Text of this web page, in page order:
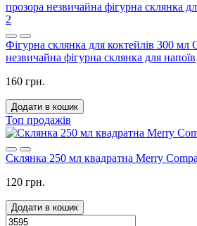
2
Фігурна склянка для коктейлів 300 мл
незвичайна фігурна склянка для напоїв
160 грн.
Додати в кошик
Топ продажів
Склянка 250 мл квадратна Merry
120 грн.
Додати в кошик